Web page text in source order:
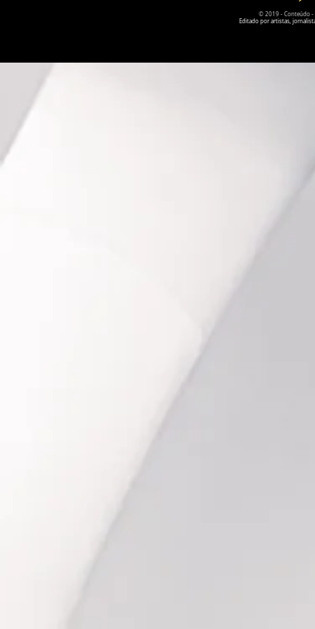
© 2019 - Conteúdo -
Editado por artistas,